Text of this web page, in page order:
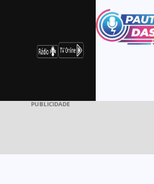
PUBLICIDADE